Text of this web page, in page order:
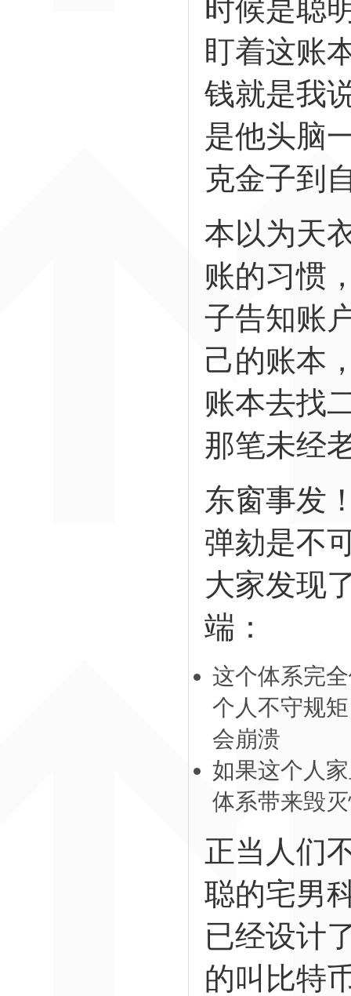
时候是聪
盯着这账
钱就是我
是他头脑
克金子到
本以为天
账的习惯
子告知账
己的账本
账本去找
那笔未经
东窗事发
弹劾是不
大家发现
端：
这个体系完
个人不守规
会崩溃
如果这个人
体系带来毁
正当人们
聪的宅男
已经设计
的叫比特